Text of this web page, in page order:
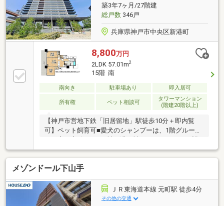
築3年7ヶ月/27階建
総戸数346戸
兵庫県神戸市中央区新港町
8,800万円
2LDK 57.01m2
15階 南
南向き 駐車場あり 即入居可
所有権 ペット相談可
タワーマンション
(階建20階以上)
【神戸市営地下鉄「旧居留地」駅徒歩10分＋即内覧
可】ペット飼育可■愛犬のシャンプーは、1階グルーミ
めます■プライバシーに考慮した内廊下設計です
メゾンドール下山手
ＪＲ東海道本線 元町駅 徒歩4分
その他の交通